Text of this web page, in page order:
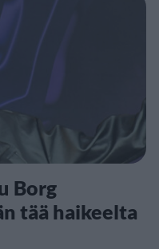
Borg
tää haikeelta